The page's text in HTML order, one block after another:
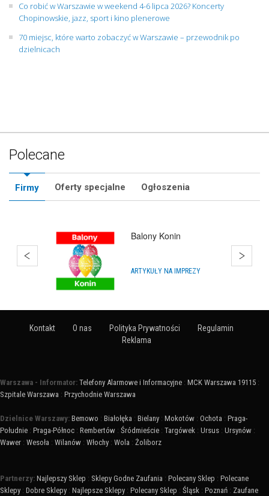
Co robić w Warszawie w weekend 4-6 lipca 2026? Koncerty
Chopinowskie, jazz, sport i kino plenerowe
70 miejsc, które warto zobaczyć w Warszawie – przewodnik po
dzielnicach
Polecane
Firmy Oferty specjalne Ogłoszenia
Balony Konin
ARTYKUŁY NA IMPREZY
Kontakt O nas Polityka Prywatności
Regulamin
Reklama
Warszawa - Informator: Telefony Alarmowe i Informacyjne : MCK Warszawa 19115 :
Szpitale Warszawa : Przychodnie Warszawa
Dzielnice Warszawy: Bemowo : Białołęka : Bielany : Mokotów : Ochota : Praga-
Południe : Praga-Północ : Rembertów : Śródmieście : Targówek : Ursus : Ursynów :
Wawer : Wesoła : Wilanów : Włochy : Wola : Żoliborz
Partnerzy: Najlepszy Sklep : Sklepy Godne Zaufania : Polecany Sklep : Polecane
Sklepy : Dobre Sklepy : Najlepsze Sklepy : Polecany Sklep : Śląsk : Poznań : Zaufane